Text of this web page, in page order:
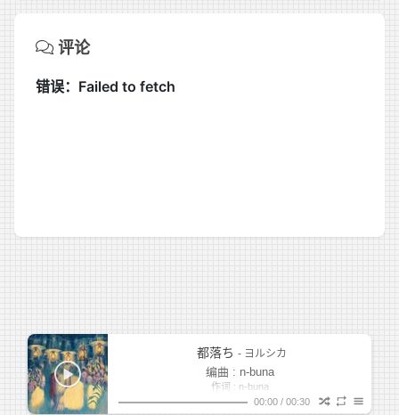
评论
都落ち - ヨルシカ
编曲 : n-buna
作词 : n-buna
作曲 : n-buna
00:00 / 00:30